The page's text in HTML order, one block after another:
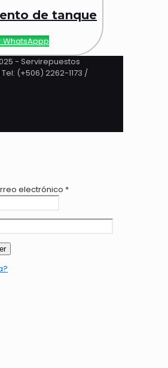
de tanque
- Servirepuestos
(+506) 2262-1173 /
electrónico *